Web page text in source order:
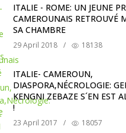
ITALIE - ROME: UN JEUNE
CAMEROUNAIS RETROUVÉ
SA CHAMBRE
29 April 2018 / 18138
ITALIE- CAMEROUN,
DIASPORA,NÉCROLOGIE:
KENGNI ZEBAZE S´EN EST
!
23 April 2017 / 18057